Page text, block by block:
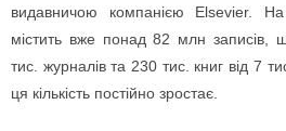
видавничою компанією Elsevier.
містить вже понад 82 млн записів,
тис. журналів та 230 тис. книг від 7
ця кількість постійно зростає.